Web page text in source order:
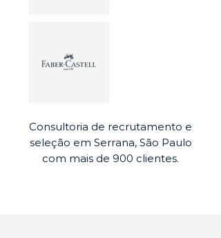
Consultoria de recrutamento e
seleção em Serrana, São Paulo
com mais de 900 clientes.